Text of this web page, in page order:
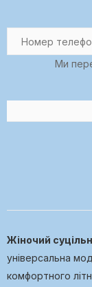
Ми
Жіночий
універсальна
комфортного